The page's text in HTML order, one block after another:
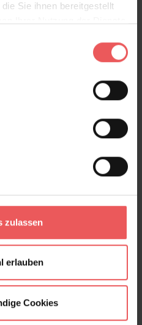
Sie ihnen bereitgestellt
zulassen
erlauben
Cookies